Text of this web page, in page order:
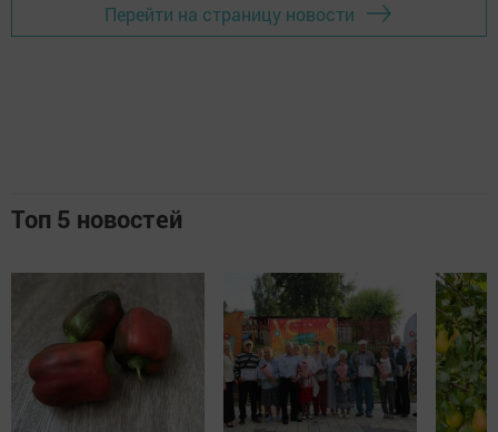
Перейти на страницу новости
Топ 5 новостей